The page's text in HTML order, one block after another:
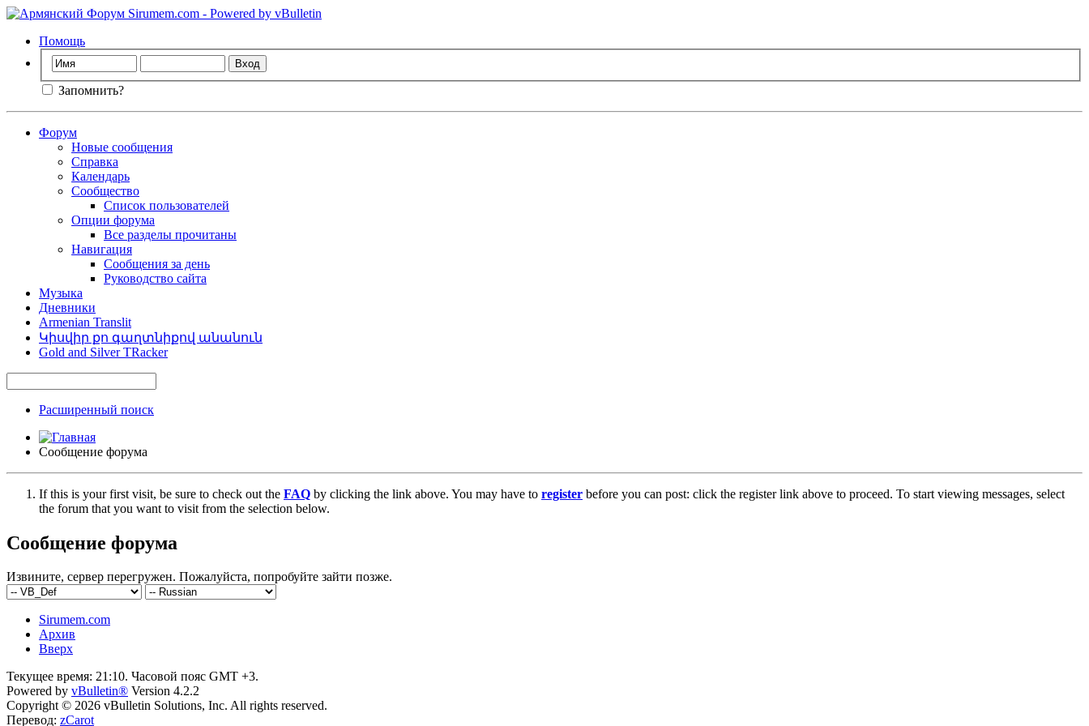
Помощь
Запомнить?
Форум
Новые сообщения
Справка
Календарь
Сообщество
Список пользователей
Опции форума
Все разделы прочитаны
Навигация
Сообщения за день
Руководство сайта
Музыка
Дневники
Armenian Translit
Կիսվիր քո գաղտնիքով անանուն
Gold and Silver TRacker
Расширенный поиск
Сообщение форума
If this is your first visit, be sure to check out the FAQ by clicking the link above. You may have to register before you can post: click the register link above to proceed. To start viewing messages, select
the forum that you want to visit from the selection below.
Сообщение форума
Извините, сервер перегружен. Пожалуйста, попробуйте зайти позже.
Sirumem.com
Архив
Вверх
Текущее время: 21:10. Часовой пояс GMT +3.
Powered by vBulletin® Version 4.2.2
Copyright © 2026 vBulletin Solutions, Inc. All rights reserved.
Перевод: zCarot